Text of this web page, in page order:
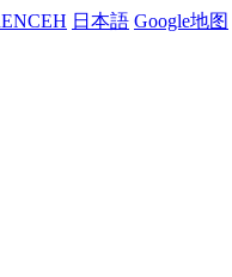
日本語 Google地图